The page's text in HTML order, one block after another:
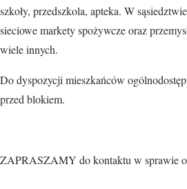
szkoły, przedszkola, apteka. W
sieciowe markety spożywcze oraz
wiele innych.
Do dyspozycji mieszkańców
przed blokiem.
ZAPRASZAMY do kontaktu w sprawie